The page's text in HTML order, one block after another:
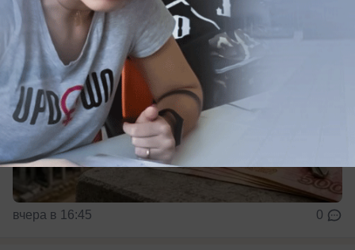
вчера в 16:45 0